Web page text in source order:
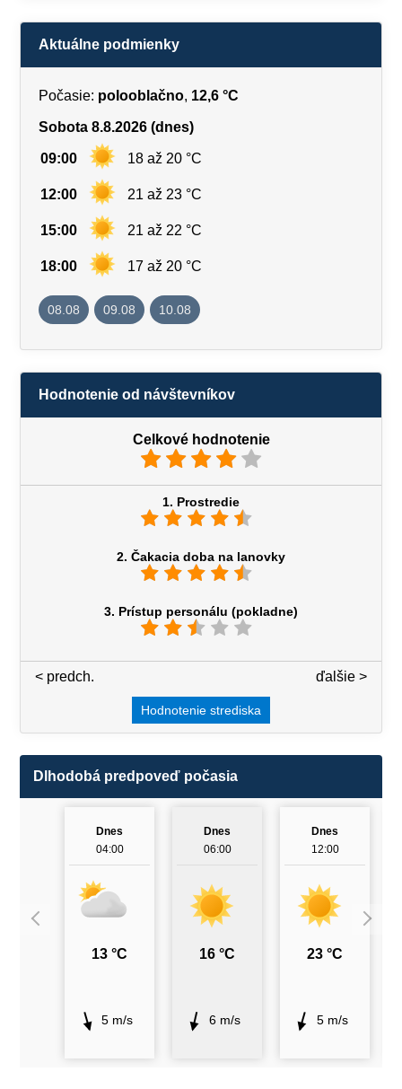
Aktuálne podmienky
Počasie: polooblačno, 12,6 °C
Sobota 8.8.2026 (dnes)
09:00 18 až 20 °C
12:00 21 až 23 °C
15:00 21 až 22 °C
18:00 17 až 20 °C
08.08 09.08 10.08
Hodnotenie od návštevníkov
Celkové hodnotenie
1. Prostredie
2. Čakacia doba na lanovky
3. Prístup personálu (pokladne)
ďalšie >
< predch.
Hodnotenie strediska
Dlhodobá predpoveď počasia
Dnes
04:00
13 °C
5 m/s
Dnes
06:00
16 °C
6 m/s
Dnes
12:00
23 °C
5 m/s